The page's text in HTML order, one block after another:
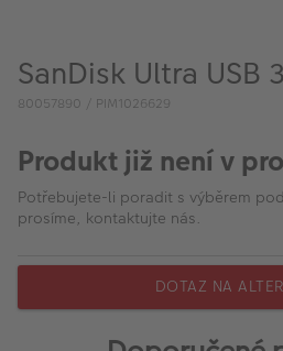
Fotoprodukty
SanDisk Ultra USB
80057890 / PIM1026629
Produkt již není v
Potřebujete-li poradit s výběrem
prosíme, kontaktujte nás.
DOTAZ NA